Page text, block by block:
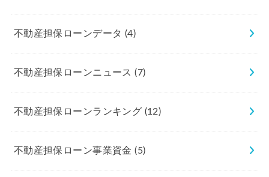
不動産担保ローンデータ (4)
不動産担保ローンニュース(7)
不動産担保ローンランキング (12)
不動産担保ローン事業資金(5)